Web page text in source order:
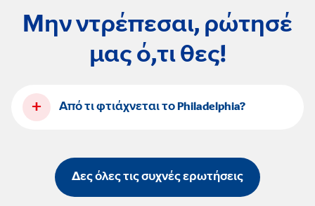
Μην ντρέπεσαι, ρώτησέ
μας ό,τι θες!
+ Από τι φτιάχνεται το Philadelphia?
Δες όλες τις συχνές ερωτήσεις